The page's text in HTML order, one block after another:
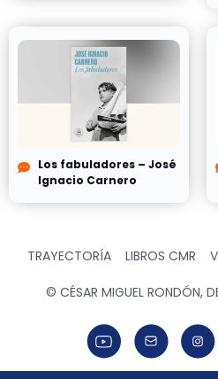
Los fabuladores – José
Ignacio Carnero
TRAYECTORÍA LIBROS CMR
© CÉSAR MIGUEL RONDÓN,